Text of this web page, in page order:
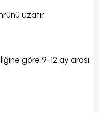
uzatır
göre 9-12 ay arası